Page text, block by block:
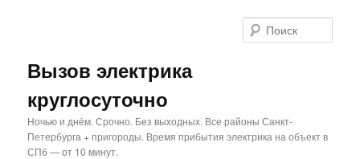
Вызов электрика
круглосуточно
Ночью и днём. Срочно. Без выходных. Все районы Санкт-
Петербурга + пригороды. Время прибытия электрика на объект в
СПб — от 10 минут.